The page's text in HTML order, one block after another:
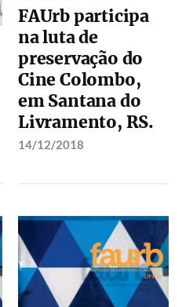
FAUrb participa
na luta de
preservação do
Cine Colombo,
em Santana do
Livramento, RS.
14/12/2018